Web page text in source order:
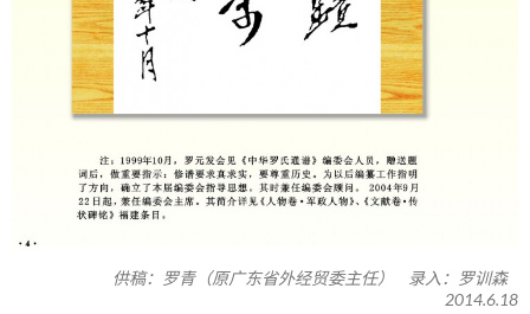
供稿：罗青（原广东省外经贸委主任） 录入：罗训森
2014.6.18